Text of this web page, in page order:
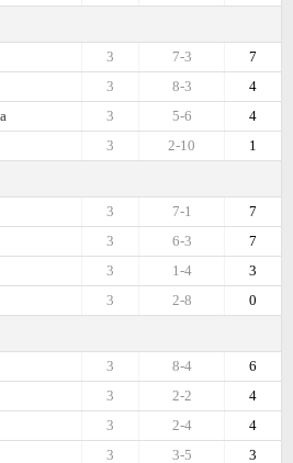
7
7-3
3
4
8-3
3
4
5-6
3
1
2-10
3
7
7-1
3
7
6-3
3
3
1-4
3
0
2-8
3
6
8-4
3
4
2-2
3
4
2-4
3
3
3-5
3